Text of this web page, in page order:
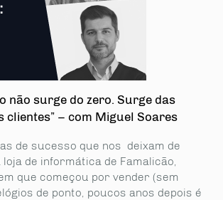
não surge do zero. Surge das
clientes” – com Miguel Soares
de sucesso que nos deixam de
loja de informática de Famalicão,
que começou por vender (sem
de ponto, poucos anos depois é